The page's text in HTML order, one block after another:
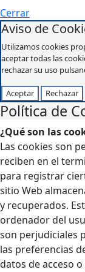
Cerrar
Aviso de
Utilizamos cookies
aceptar todas las
rechazar su uso
Aceptar Rechazar
Política de
¿Qué son las
Las cookies son
reciben en el
para registrar
sitio Web
y recuperados.
ordenador del
son perjudiciales
las preferencias
datos de acceso